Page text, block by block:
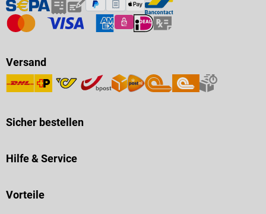
Versand
Sicher bestellen
Hilfe & Service
Vorteile